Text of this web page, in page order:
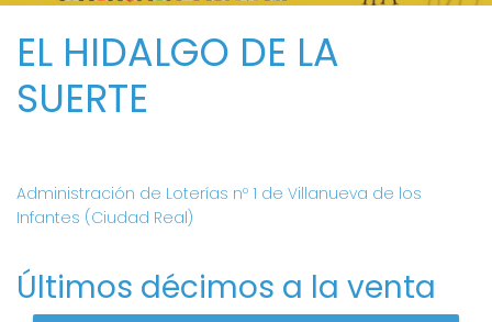
EL HIDALGO DE LA
SUERTE
Administración de Loterías nº 1 de Villanueva de los
Infantes (Ciudad Real)
Últimos décimos a la venta